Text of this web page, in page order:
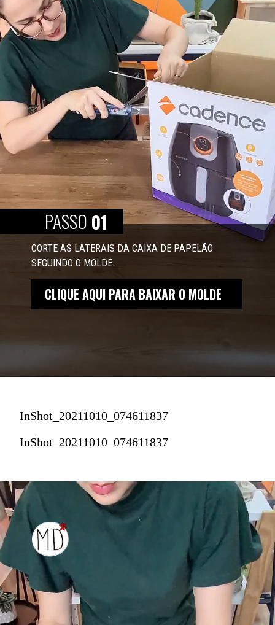
01
CORTE AS LATERAIS DA CAIXA DE PAPELÃO
SEGUINDO O MOLDE.
PASSO
CLIQUE AQUI PARA BAIXAR O MOLDE
InShot_20211010_074611837
InShot_20211010_074611837